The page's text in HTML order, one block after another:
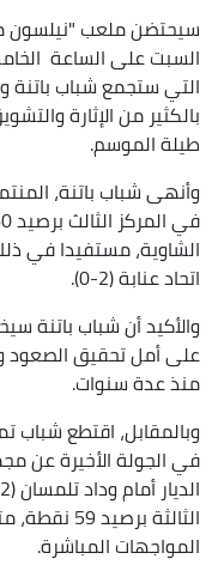
سيحتضن ملعب "نيلسون
التي ستجمع شباب باتنة
بالكثير من الإثارة
طيلة الموسم.
وأنهى شباب باتنة،
الشاوية، مستفيدا في
اتحاد عنابة (2-0).
والأكيد أن شباب باتنة
على أمل تحقيق الصعود
منذ عدة سنوات.
وبالمقابل، اقتطع شباب
في الجولة الأخيرة عن
الثالثة برصيد
المواجهات المباشرة.